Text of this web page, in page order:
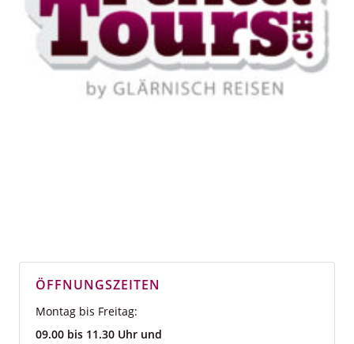
ÖFFNUNGSZEITEN
Montag bis Freitag:
09.00 bis 11.30 Uhr und